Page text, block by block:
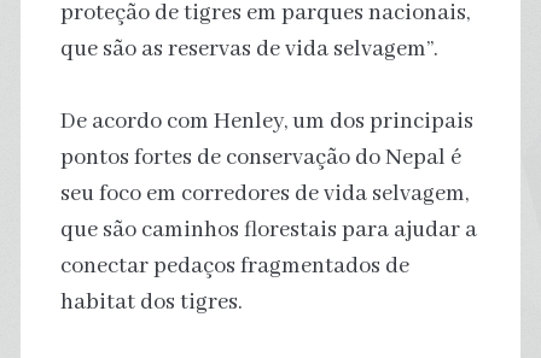
proteção de tigres em parques nacionais,
que são as reservas de vida selvagem”.
De acordo com Henley, um dos principais
pontos fortes de conservação do Nepal é
seu foco em corredores de vida selvagem,
que são caminhos florestais para ajudar a
conectar pedaços fragmentados de
habitat dos tigres.